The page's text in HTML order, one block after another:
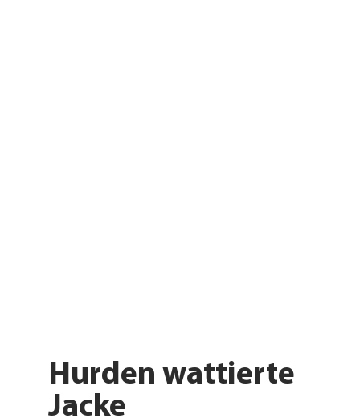
Hurden wattierte
Jacke